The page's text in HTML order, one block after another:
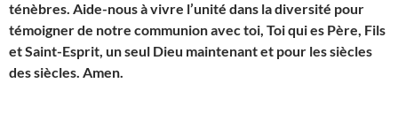
ténèbres. Aide-nous à vivre l’unité dans la diversité pour
témoigner de notre communion avec toi, Toi qui es Père, Fils
et Saint-Esprit, un seul Dieu maintenant et pour les siècles
des siècles. Amen.